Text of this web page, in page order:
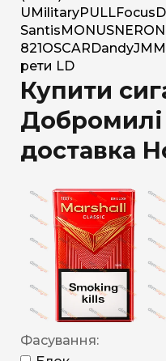
U MilitaryPULLFocus
Santis MONUSNERO
821 OSCAR DandyJM
рети LD
Купити
доставка
Фасування: